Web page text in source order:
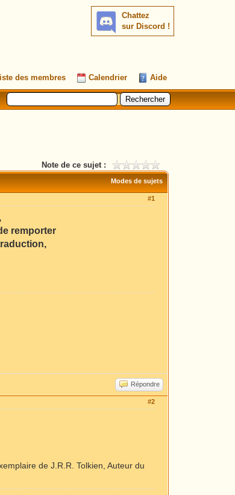
Chattez
sur Discord !
des membres Calendrier Aide
Note de ce sujet :
Modes de sujets
#1
,
remporter
Répondre
#2
de J.R.R. Tolkien, Auteur du